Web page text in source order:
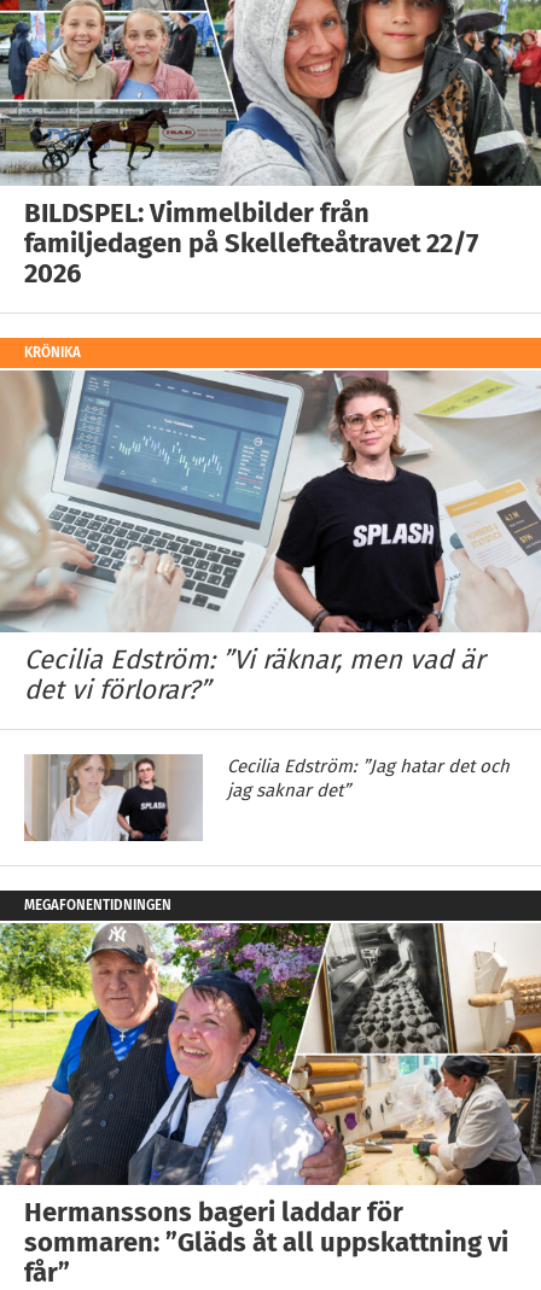
BILDSPEL: Vimmelbilder från
familjedagen på Skellefteåtravet 22/7
2026
KRÖNIKA
Cecilia Edström: ”Vi räknar, men vad är
det vi förlorar?”
Cecilia Edström: ”Jag hatar det och
jag saknar det”
MEGAFONENTIDNINGEN
Hermanssons bageri laddar för
sommaren: ”Gläds åt all uppskattning vi
får”